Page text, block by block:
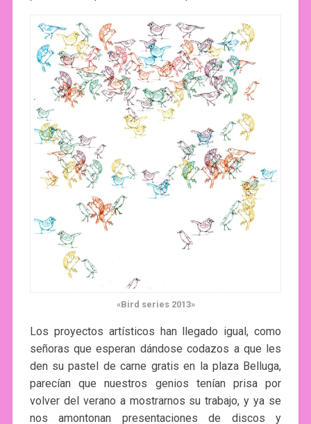
«Bird series 2013»
Los proyectos artísticos han llegado igual, como
señoras que esperan dándose codazos a que les
den su pastel de carne gratis en la plaza Belluga,
parecían que nuestros genios tenían prisa por
volver del verano a mostrarnos su trabajo, y ya se
nos amontonan presentaciones de discos y